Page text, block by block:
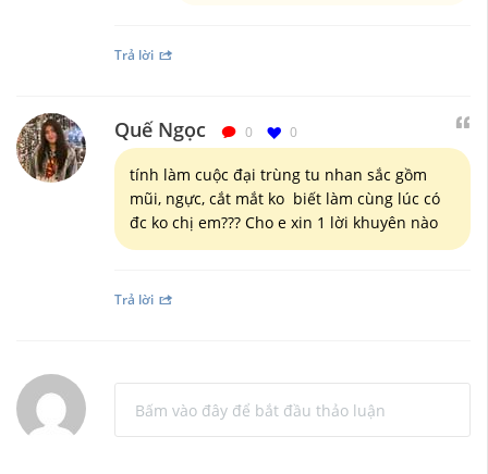
Trả lời
Quế Ngọc 0 0
tính làm cuộc đại trùng tu nhan sắc gồm
mũi, ngực, cắt mắt ko biết làm cùng lúc có
đc ko chị em??? Cho e xin 1 lời khuyên nào
Trả lời
Bấm vào đây để bắt đầu thảo luận